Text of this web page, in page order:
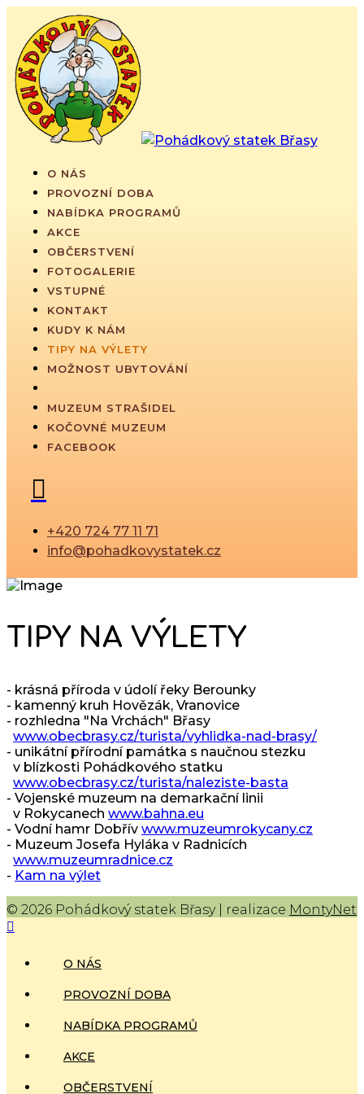
O NÁS
PROVOZNÍ DOBA
NABÍDKA PROGRAMŮ
AKCE
OBČERSTVENÍ
FOTOGALERIE
VSTUPNÉ
KONTAKT
KUDY K NÁM
TIPY NA VÝLETY
MOŽNOST UBYTOVÁNÍ
MUZEUM STRAŠIDEL
KOČOVNÉ MUZEUM
FACEBOOK
+420 724 77 11 71
info@pohadkovystatek.cz
TIPY NA VÝLETY
- krásná příroda v údolí řeky Berounky
- kamenný kruh Hovězák, Vranovice
- rozhledna "Na Vrchách" Břasy
www.obecbrasy.cz/turista/vyhlidka-nad-brasy/
- unikátní přírodní památka s naučnou stezku
v blízkosti Pohádkového statku
www.obecbrasy.cz/turista/naleziste-basta
- Vojenské muzeum na demarkační linii
v Rokycanech www.bahna.eu
- Vodní hamr Dobřív www.muzeumrokycany.cz
- Muzeum Josefa Hyláka v Radnicích
www.muzeumradnice.cz
- Kam na výlet
© 2026 Pohádkový statek Břasy | realizace MontyNet
O NÁS
PROVOZNÍ DOBA
NABÍDKA PROGRAMŮ
AKCE
OBČERSTVENÍ